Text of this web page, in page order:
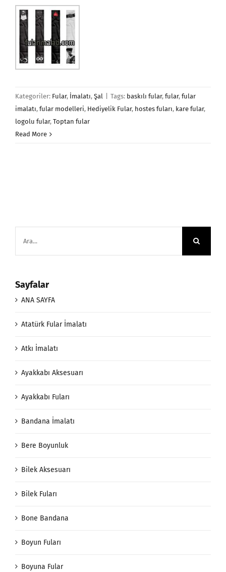
Kategoriler: Fular, İmalatı, Şal Tags: baskılı fular, fular, fular
imalatı, fular modelleri, Hediyelik Fular, hostes fuları, kare fular,
logolu fular, Toptan fular
Read More
Sayfalar
ANA SAYFA
Atatürk Fular İmalatı
Atkı İmalatı
Ayakkabı Aksesuarı
Ayakkabı Fuları
Bandana İmalatı
Bere Boyunluk
Bilek Aksesuarı
Bilek Fuları
Bone Bandana
Boyun Fuları
Boyuna Fular